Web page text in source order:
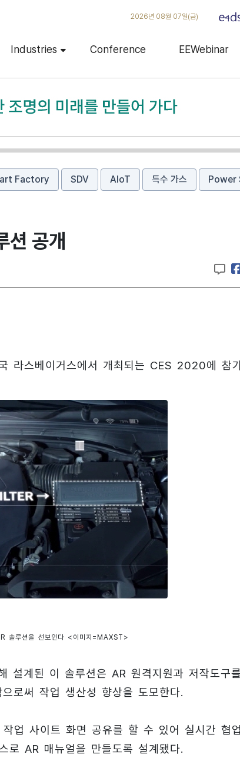
2026년 08월 07일(금)
Industries Conference EEWebinar
Factory SDV AIoT 특수 가스 Power
션 공개
라스베이거스에서 개최되는 CES 2020에 참
루션을 선보인다 <이미지=MAXST>
설계된 이 솔루션은 AR 원격지원과 저작도구를
로써 작업 생산성 향상을 도모한다.
업 사이트 화면 공유를 할 수 있어 실시간 협
로 AR 매뉴얼을 만들도록 설계됐다.